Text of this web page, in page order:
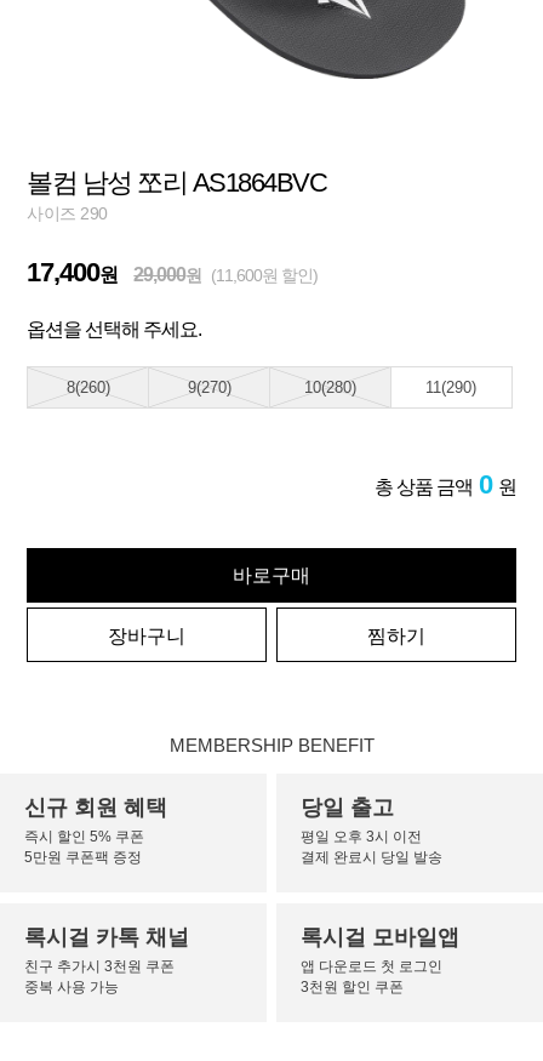
볼컴 남성 쪼리 AS1864BVC
사이즈 290
17,400원 29,000원 (11,600원 할인)
옵션을 선택해 주세요.
8(260) 9(270) 10(280) 11(290)
총 상품 금액 0 원
바로구매
장바구니 찜하기
MEMBERSHIP BENEFIT
신규 회원 혜택
즉시 할인 5% 쿠폰
5만원 쿠폰팩 증정
당일 출고
평일 오후 3시 이전
결제 완료시 당일 발송
록시걸 카톡 채널
친구 추가시 3천원 쿠폰
중복 사용 가능
록시걸 모바일앱
앱 다운로드 첫 로그인
3천원 할인 쿠폰